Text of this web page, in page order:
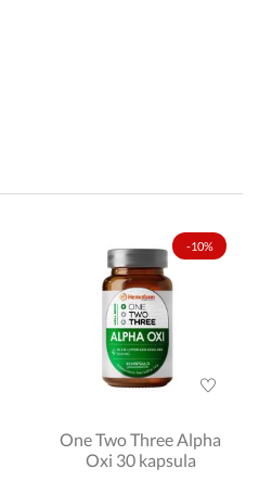
-10%
One Two Three Alpha
Oxi 30 kapsula